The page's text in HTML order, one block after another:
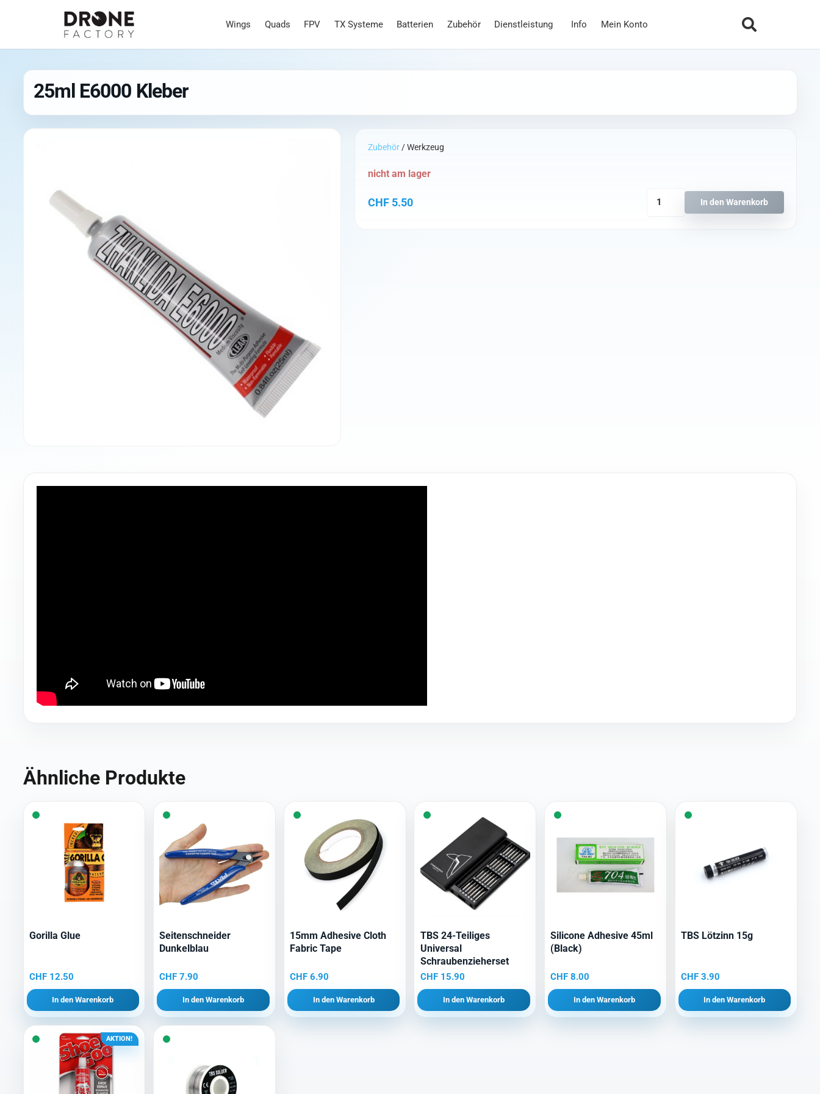
Wings Quads FPV TX Systeme Batterien Zubehör Dienstleistung Info Mein Konto
25ml E6000 Kleber
Zubehör/ Werkzeug
CHF 5.50
nicht am lager
In den Warenkorb
Ähnliche Produkte
Gorilla Glue
CHF12.50
In den Warenkorb
Seitenschneider
Dunkelblau
CHF 7.90
In den Warenkorb
15mm Adhesive Cloth
Fabric Tape
CHF 6.90
In den Warenkorb
TBS 24-Teiliges
Universal
Schraubenzieherset
CHF15.90
In den Warenkorb
Silicone Adhesive 45ml
(Black)
CHF 8.00
In den Warenkorb
TBS Lötzinn 15g
CHF3.90
In den Warenkorb
AKTION!